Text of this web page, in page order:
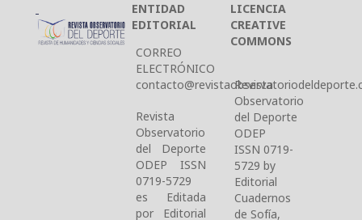
ENTIDAD
EDITORIAL
CORREO
ELECTRÓNICO
Revista
Observatorio
del Deporte
ODEP ISSN
0719-5729
es Editada
por Editorial
LICENCIA
CREATIVE
COMMONS
Revista
Observatorio
del Deporte
ODEP
ISSN 0719-
5729 by
Editorial
Cuadernos
de Sofía,